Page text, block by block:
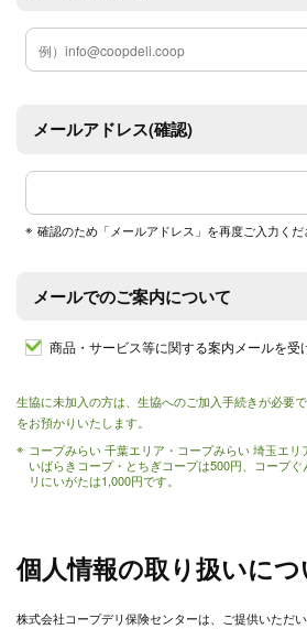
メールアドレス(確認)
確認のため「メールアドレス」を再度ご入力くだ
メールでのご案内について
商品・サービス等に関する案内メールを受
生協に未加入の方は、生協へのご加入手続きが必要
をお預かりいたします。
コープみらい 千葉エリア・コープみらい 埼玉エリ
いばらきコープ・とちぎコープは500円、コープ
リにいがたは1,000円です。
個人情報の取り扱いにつ
株式会社コープデリ保険センターは、ご提供いただ